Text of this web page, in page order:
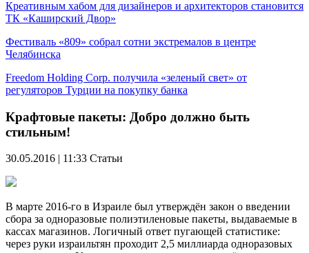
Креативным хабом для дизайнеров и архитекторов становится
ТК «Каширский Двор»
Фестиваль «809» собрал сотни экстремалов в центре
Челябинска
Freedom Holding Corp. получила «зеленый свет» от
регуляторов Турции на покупку банка
Крафтовые пакеты: Добро должно быть
стильным!
30.05.2016 | 11:33 Статьи
В марте 2016-го в Израиле был утверждён закон о введении
сбора за одноразовые полиэтиленовые пакеты, выдаваемые в
кассах магазинов. Логичный ответ пугающей статистике:
через руки израильтян проходит 2,5 миллиарда одноразовых